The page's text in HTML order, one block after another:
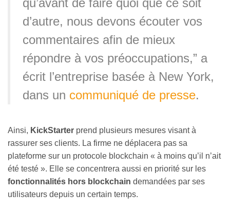
d’autre, nous devons écouter vos
commentaires afin de mieux
répondre à vos préoccupations,” a
écrit l’entreprise basée à New York,
dans un communiqué de presse.
Ainsi, KickStarter prend plusieurs mesures visant à
rassurer ses clients. La firme ne déplacera pas sa
plateforme sur un protocole blockchain « à moins qu’il n’ait
été testé ». Elle se concentrera aussi en priorité sur les
fonctionnalités hors blockchain demandées par ses
utilisateurs depuis un certain temps.